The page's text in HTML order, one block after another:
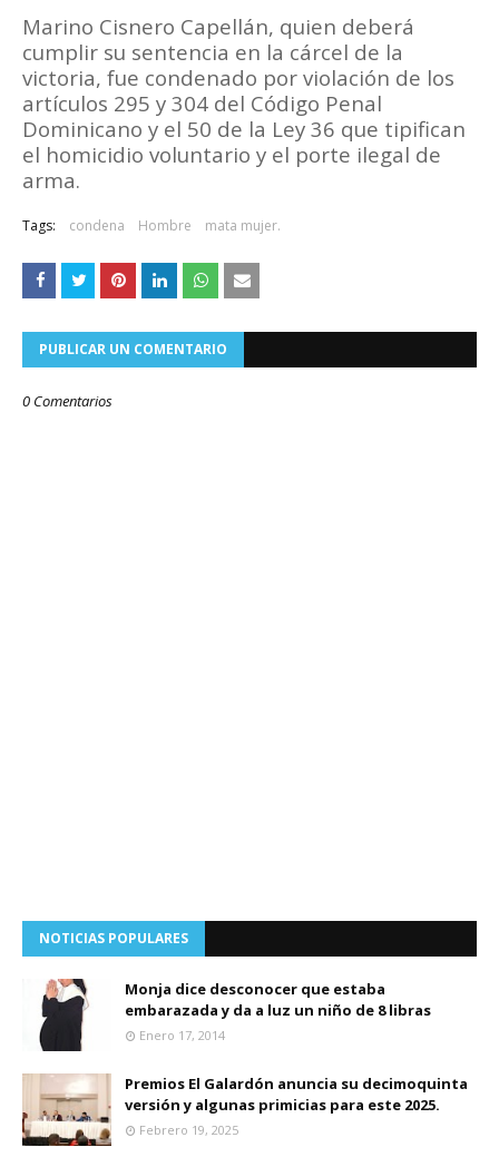
Marino Cisnero Capellán, quien deberá
cumplir su sentencia en la cárcel de la
victoria, fue condenado por violación de los
artículos 295 y 304 del Código Penal
Dominicano y el 50 de la Ley 36 que tipifican
el homicidio voluntario y el porte ilegal de
arma.
Tags: condena Hombre mata mujer.
PUBLICAR UN COMENTARIO
0 Comentarios
NOTICIAS POPULARES
Monja dice desconocer que estaba
embarazada y da a luz un niño de 8 libras
Enero 17, 2014
Premios El Galardón anuncia su decimoquinta
versión y algunas primicias para este 2025.
Febrero 19, 2025